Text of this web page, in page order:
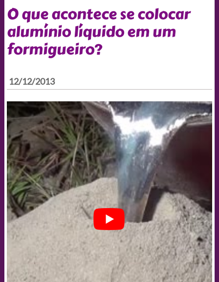
O que acontece se colocar
alumínio líquido em um
formigueiro?
12/12/2013